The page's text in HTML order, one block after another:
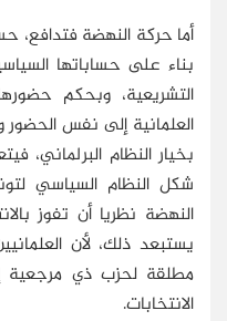
أما حركة النهضة فتدافع،
بناء على حساباتها
التشريعية، وبحكم
العلمانية إلى نفس الحضور
بخيار النظام البرلماني،
شكل النظام السياسي
النهضة نظريا أن تفوز
يستبعد ذلك، لأن
مطلقة لحزب ذي مرجعية
الانتخابات.